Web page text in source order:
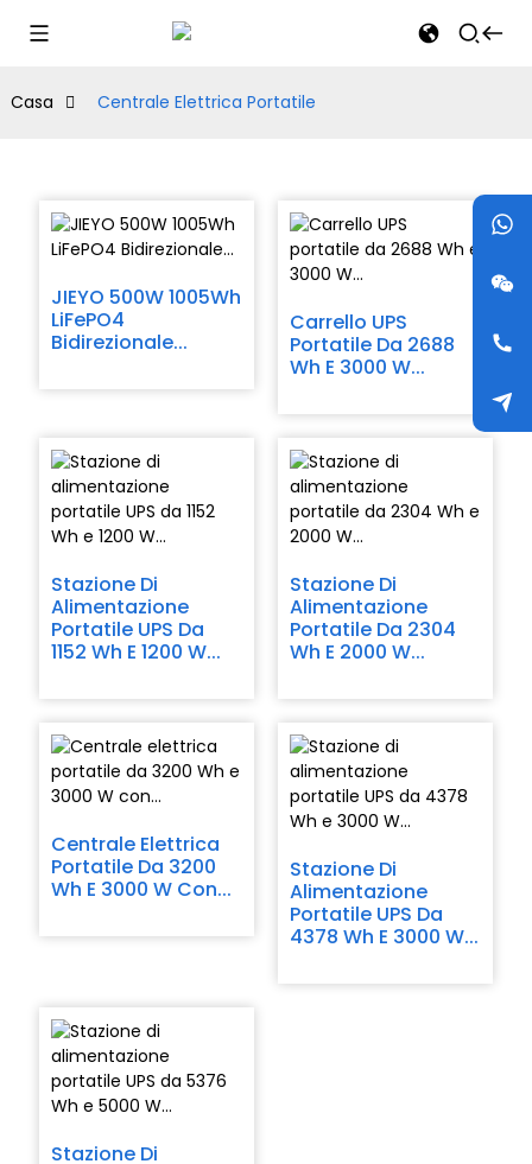
Casa Centrale Elettrica Portatile
JIEYO 500W 1005Wh
LiFePO4
Bidirezionale...
Carrello UPS
Portatile Da 2688
Wh E 3000 W...
Stazione Di
Alimentazione
Portatile UPS Da
1152 Wh E 1200 W...
Stazione Di
Alimentazione
Portatile Da 2304
Wh E 2000 W...
Centrale Elettrica
Portatile Da 3200
Wh E 3000 W Con...
Stazione Di
Alimentazione
Portatile UPS Da
4378 Wh E 3000 W...
Stazione Di